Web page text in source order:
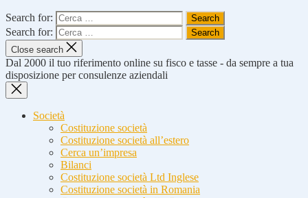
Search for:
Search for:
Close search
Dal 2000 il tuo riferimento online su fisco e tasse - da sempre a tua
disposizione per consulenze aziendali
Società
Costituzione società
Costituzione società all’estero
Cerca un’impresa
Bilanci
Costituzione società Ltd Inglese
Costituzione società in Romania